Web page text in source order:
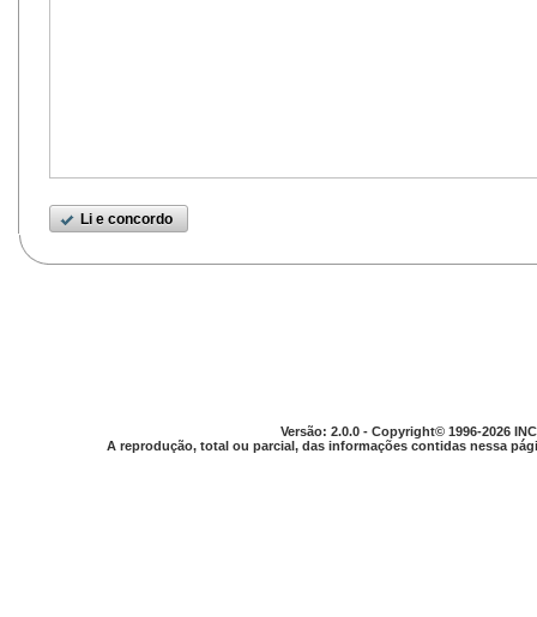
Li e concordo
Versão: 2.0.0 - Copyright© 1996-2026
A reprodução, total ou parcial, das informações contidas nessa